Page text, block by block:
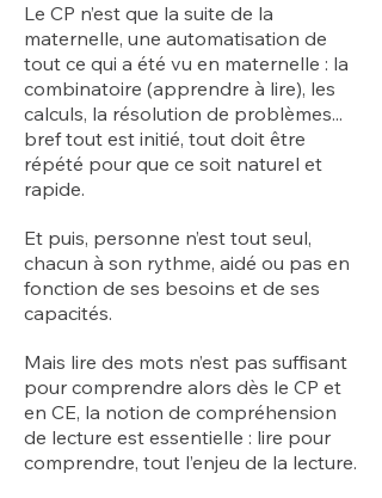
Le CP n’est que la suite de la
maternelle, une automatisation de
tout ce qui a été vu en maternelle : la
combinatoire (apprendre à lire), les
calculs, la résolution de problèmes...
bref tout est initié, tout doit être
répété pour que ce soit naturel et
rapide.
Et puis, personne n’est tout seul,
chacun à son rythme, aidé ou pas en
fonction de ses besoins et de ses
capacités.
Mais lire des mots n’est pas suffisant
pour comprendre alors dès le CP et
en CE, la notion de compréhension
de lecture est essentielle : lire pour
comprendre, tout l’enjeu de la lecture.